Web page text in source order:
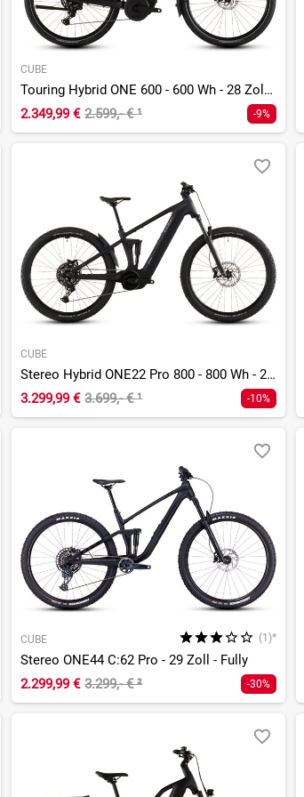
CUBE
Touring Hybrid ONE 600 - 600 Wh - 28 Zoll - Tiefeinsteiger - 2026
2.349,99 € 2.599,- €¹ -9%
CUBE
Stereo Hybrid ONE22 Pro 800 - 800 Wh - 29 Zoll - Fully
3.299,99 € 3.699,- €¹ -10%
CUBE (1)*
Stereo ONE44 C:62 Pro - 29 Zoll - Fully
2.299,99 € 3.299,- €² -30%